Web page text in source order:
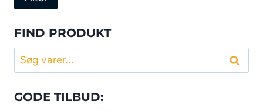
FIND PRODUKT
Søg
efter:
Søg
GODE TILBUD: